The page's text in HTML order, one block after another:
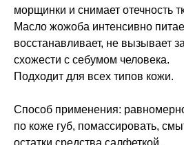
морщинки и снимает отечность
Масло жожоба интенсивно
восстанавливает, не вызывает
схожести с себумом человека.
Подходит для всех типов кожи.
Способ применения:
по коже губ, помассировать,
остатки средства салфеткой.